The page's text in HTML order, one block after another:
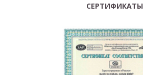
СЕРТИФИКАТЫ